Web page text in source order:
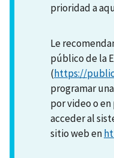
prioridad a
Le
público de la
(https://
programar
por video o
acceder al
sitio web en